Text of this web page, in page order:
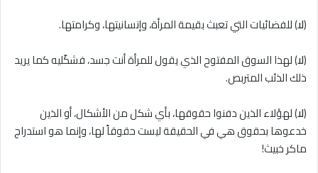
(ﻻ) للفضائيات التي تعبث بقيمة المرأة، وإنسانيتها، وكرامتها.
(ﻻ) لهذا السوق المفتوح الذي يقول للمرأة أنت جسد، فشكّليه كما يريد
ذلك الذئب المتربص.
(ﻻ) لهؤلاء الذين دفنوا حقوقها، بأي شكل من الأشكال، أو الذين
خدعوها بحقوق هي في الحقيقة ليست حقوقاً لها، وإنما هو استدراج
ماكر خبيث!